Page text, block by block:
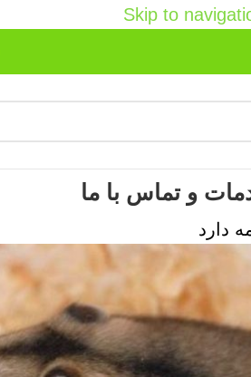
Skip to
و تماس با ما
دارد